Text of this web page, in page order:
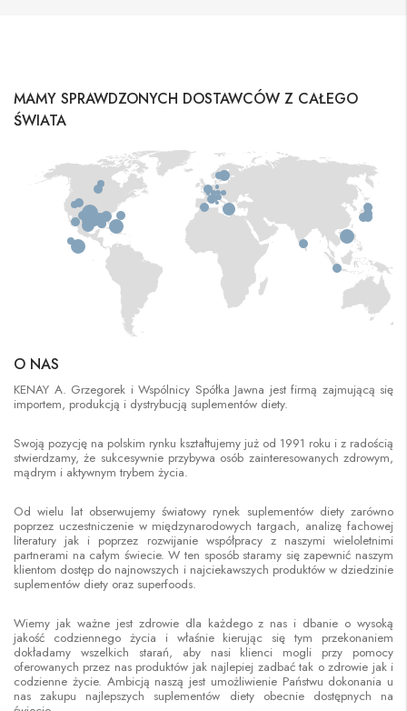
MAMY SPRAWDZONYCH DOSTAWCÓW Z CAŁEGO
ŚWIATA
O NAS
KENAY A. Grzegorek i Wspólnicy Spółka Jawna jest firmą zajmującą się
importem, produkcją i dystrybucją suplementów diety.
Swoją pozycję na polskim rynku kształtujemy już od 1991 roku i z radością
stwierdzamy, że sukcesywnie przybywa osób zainteresowanych zdrowym,
mądrym i aktywnym trybem życia.
Od wielu lat obserwujemy światowy rynek suplementów diety zarówno
poprzez uczestniczenie w międzynarodowych targach, analizę fachowej
literatury jak i poprzez rozwijanie współpracy z naszymi wieloletnimi
partnerami na całym świecie. W ten sposób staramy się zapewnić naszym
klientom dostęp do najnowszych i najciekawszych produktów w dziedzinie
suplementów diety oraz superfoods.
Wiemy jak ważne jest zdrowie dla każdego z nas i dbanie o wysoką
jakość codziennego życia i właśnie kierując się tym przekonaniem
dokładamy wszelkich starań, aby nasi klienci mogli przy pomocy
oferowanych przez nas produktów jak najlepiej zadbać tak o zdrowie jak i
codzienne życie. Ambicją naszą jest umożliwienie Państwu dokonania u
nas zakupu najlepszych suplementów diety obecnie dostępnych na